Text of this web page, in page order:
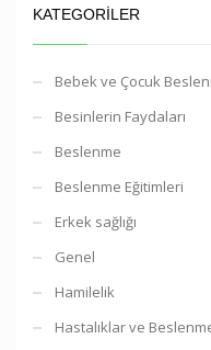
KATEGORILER
Bebek ve Çocuk
Besinlerin Faydaları
Beslenme
Beslenme Eğitimleri
Erkek sağlığı
Genel
Hamilelik
Hastalıklar ve